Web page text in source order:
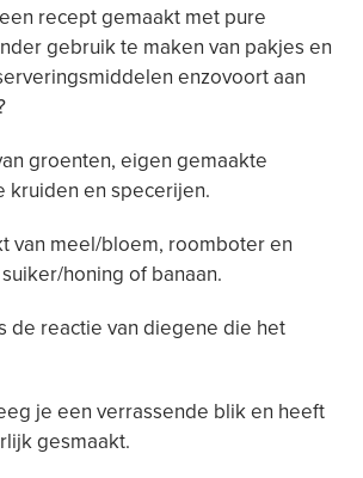
recept gemaakt met pure
gebruik te maken van pakjes en
enzovoort aan
groenten, eigen gemaakte
kruiden en specerijen.
van meel/bloem, roomboter en
honing of banaan.
de reactie van diegene die het
je een verrassende blik en heeft
gesmaakt.